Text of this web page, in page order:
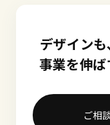
デザインも
事業を伸ば
ご相